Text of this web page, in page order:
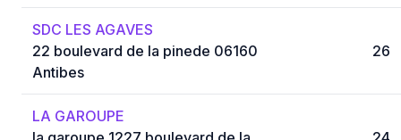
SDC LES AGAVES
22 boulevard de la pinede 06160
Antibes
26
LA GAROUPE